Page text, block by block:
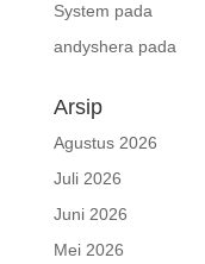
System pada
andyshera pada
Arsip
Agustus 2026
Juli 2026
Juni 2026
Mei 2026